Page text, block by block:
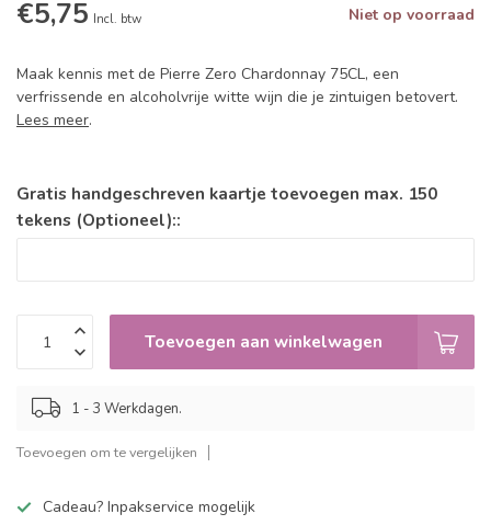
€5,75 Incl. btw Niet op voorraad
Maak kennis met de Pierre Zero Chardonnay 75CL, een
verfrissende en alcoholvrije witte wijn die je zintuigen betovert.
Lees meer.
Gratis handgeschreven kaartje toevoegen max. 150
tekens (Optioneel)::
Toevoegen aan winkelwagen
1 - 3 Werkdagen.
Toevoegen om te vergelijken
Cadeau? Inpakservice mogelijk